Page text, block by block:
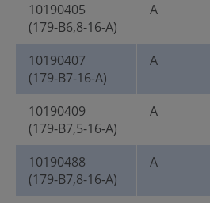
10190405
(179-B6,8-16-A)
A
10190407
(179-B7-16-A)
A
10190409
(179-B7,5-16-A)
A
10190488
(179-B7,8-16-A)
A